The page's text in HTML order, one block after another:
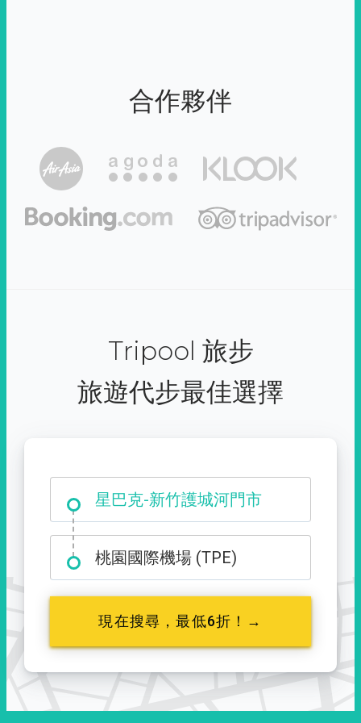
合作夥伴
Tripool 旅步
旅遊代步最佳選擇
星巴克-新竹護城河門市
大霸尖山登山口
桃園國際機場 (TPE)
現在搜尋，最低6折！→